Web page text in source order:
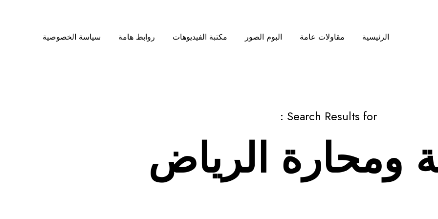
الرئيسية مقاولات عامة البوم الصور مكتبة الفيديوهات روابط هامة سياسة الخصوصية
Search Results for :
ومحارة الرياض